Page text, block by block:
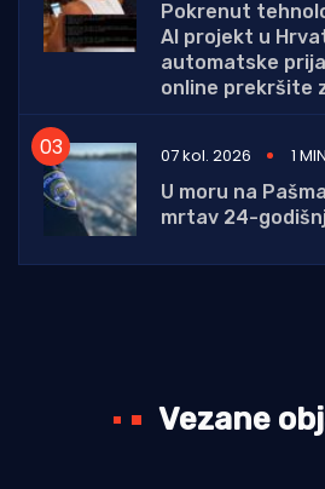
Pokrenut
AI projekt u
automatske
online prekršite
07 kol. 2026
1
U moru na
mrtav 24-
Vezane